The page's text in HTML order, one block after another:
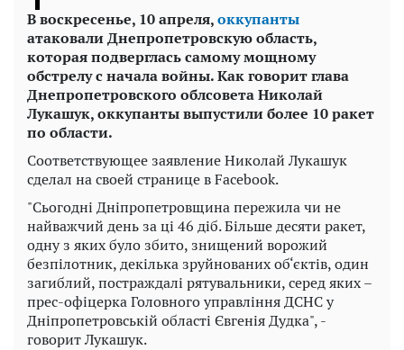
В воскресенье, 10 апреля,оккупанты
атаковали Днепропетровскую область,
которая подверглась самому мощному
обстрелу с начала войны. Как говорит глава
Днепропетровского облсовета Николай
Лукашук, оккупанты выпустили более 10 ракет
по области.
Соответствующее заявление Николай Лукашук
сделал на своей странице в Facebook.
"Сьогодні Дніпропетровщина пережила чи не
найважчий день за ці 46 діб. Більше десяти ракет,
одну з яких було збито, знищений ворожий
безпілотник, декілька зруйнованих об‘єктів, один
загиблий, постраждалі рятувальники, серед яких –
прес-офіцерка Головного управління ДСНС у
Дніпропетровській області Євгенія Дудка", -
говорит Лукашук.